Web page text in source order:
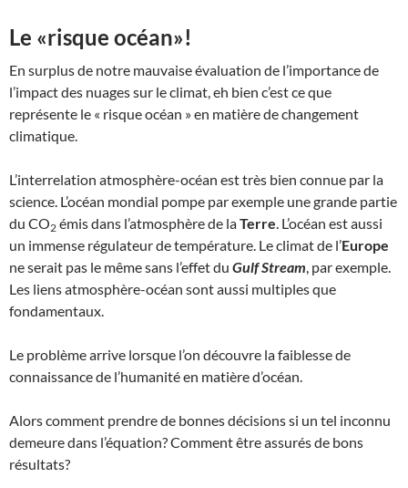
Le «risque océan»!
En surplus de notre mauvaise évaluation de l’importance de
l’impact des nuages sur le climat, eh bien c’est ce que
représente le « risque océan » en matière de changement
climatique.
L’interrelation atmosphère-océan est très bien connue par la
science. L’océan mondial pompe par exemple une grande partie
du CO2 émis dans l’atmosphère de laTerre. L’océan est aussi
un immense régulateur de température. Le climat de l’Europe
ne serait pas le même sans l’effet du Gulf Stream, par exemple.
Les liens atmosphère-océan sont aussi multiples que
fondamentaux.
Le problème arrive lorsque l’on découvre la faiblesse de
connaissance de l’humanité en matière d’océan.
Alors comment prendre de bonnes décisions si un tel inconnu
demeure dans l’équation? Comment être assurés de bons
résultats?